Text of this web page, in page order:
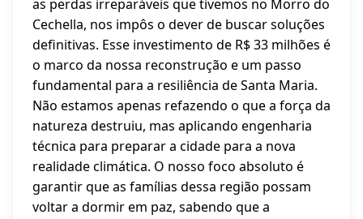
as perdas irreparáveis que tivemos no Morro do
Cechella, nos impôs o dever de buscar soluções
definitivas. Esse investimento de R$ 33 milhões é
o marco da nossa reconstrução e um passo
fundamental para a resiliência de Santa Maria.
Não estamos apenas refazendo o que a força da
natureza destruiu, mas aplicando engenharia
técnica para preparar a cidade para a nova
realidade climática. O nosso foco absoluto é
garantir que as famílias dessa região possam
voltar a dormir em paz, sabendo que a